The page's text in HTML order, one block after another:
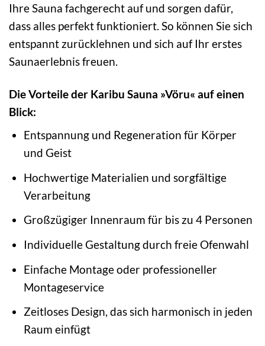
Ihre Sauna fachgerecht auf und sorgen dafür,
dass alles perfekt funktioniert. So können Sie sich
entspannt zurücklehnen und sich auf Ihr erstes
Saunaerlebnis freuen.
Die Vorteile der Karibu Sauna »Vöru« auf einen
Blick:
Entspannung und Regeneration für Körper
und Geist
Hochwertige Materialien und sorgfältige
Verarbeitung
Großzügiger Innenraum für bis zu 4 Personen
Individuelle Gestaltung durch freie Ofenwahl
Einfache Montage oder professioneller
Montageservice
Zeitloses Design, das sich harmonisch in jeden
Raum einfügt